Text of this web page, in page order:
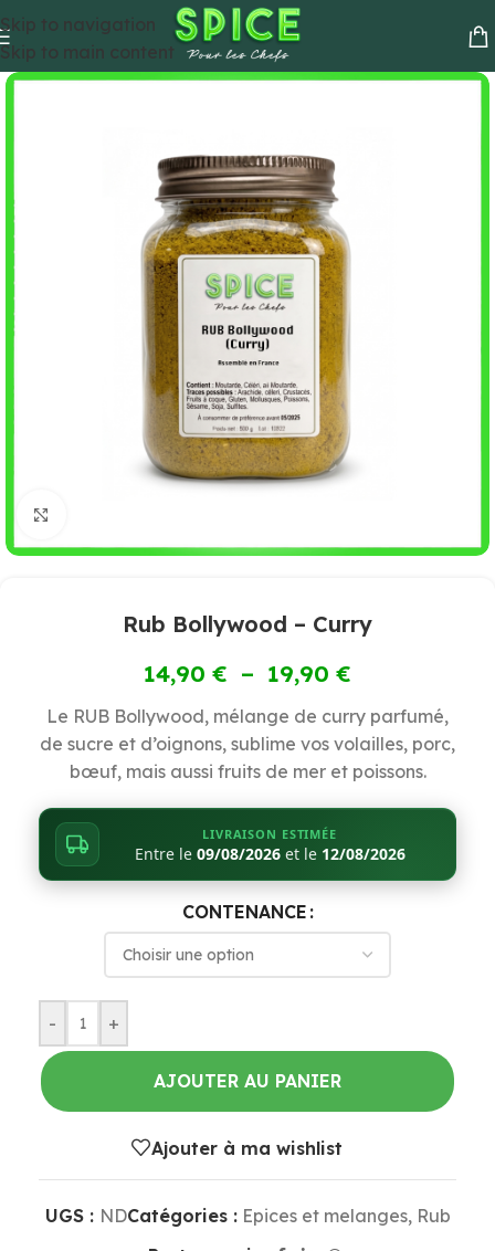
Skip to navigation
Skip to main content
Rub Bollywood – Curry
14,90 € – 19,90 €
Le RUB Bollywood, mélange de curry parfumé,
de sucre et d’oignons, sublime vos volailles, porc,
bœuf, mais aussi fruits de mer et poissons.
LIVRAISON ESTIMÉE
Entre le 09/08/2026et le 12/08/2026
CONTENANCE
- +
AJOUTER AU PANIER
Ajouter à ma wishlist
UGS : NDCatégories : Epices et melanges, Rub